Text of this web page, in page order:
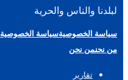
لبلدنا والناس والحرية
سياسة الخصوصيةسياسة الخصوصية
من نحنمن نحن
تقارير